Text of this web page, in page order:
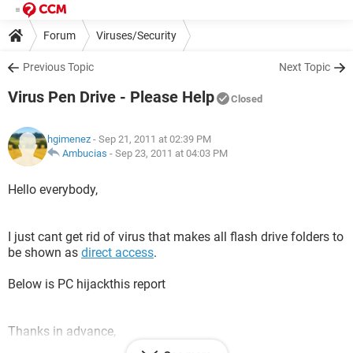
Forum Viruses/Security
Previous Topic Next Topic
Virus Pen Drive - Please Help Closed
hgimenez - Sep 21, 2011 at 02:39 PM
Ambucias - Sep 23, 2011 at 04:03 PM
Hello everybody,
I just cant get rid of virus that makes all flash drive folders to
be shown as direct access.
Below is PC hijackthis report
Thanks in advance,